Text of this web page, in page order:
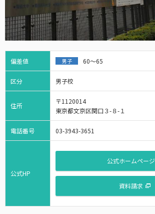
偏差値 男子 60～65
区分 男子校
住所
〒1120014
東京都文京区関口３-８-１
電話番号 03-3943-3651
公式HP
公式ホームページ
資料請求